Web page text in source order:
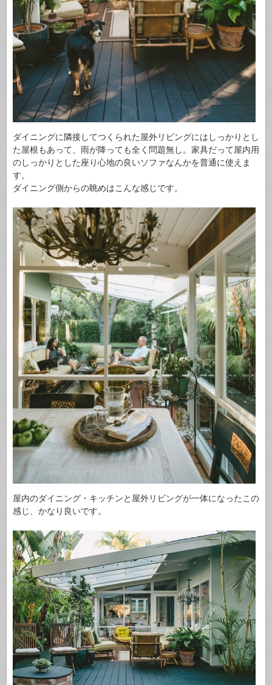
ダイニングに隣接してつくられた屋外リビングにはしっかりとし
た屋根もあって、雨が降っても全く問題無し。家具だって屋内用
のしっかりとした座り心地の良いソファなんかを普通に使えま
す。
ダイニング側からの眺めはこんな感じです。
屋内のダイニング・キッチンと屋外リビングが一体になったこの
感じ、かなり良いです。